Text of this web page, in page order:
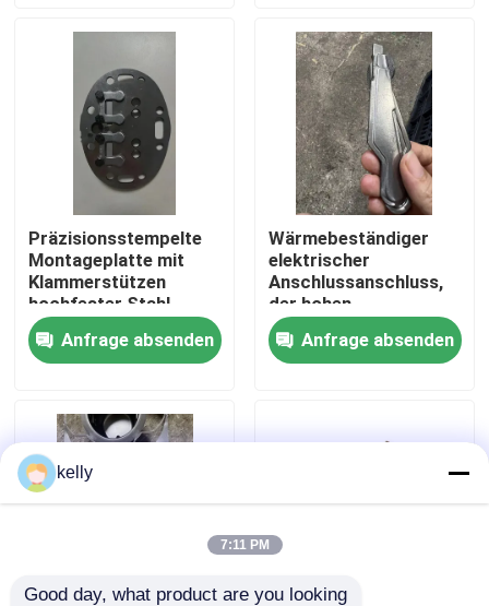
Videos
VR Show
Über uns
Fabrik-Ausflug
Treten Sie mit uns in Verbindung
Fälle
Präzisionsstempelte
Montageplatte mit
Klammerstützen
hochfester Stahl
kundenspezifisches
Metallstempeln
zuverlässige
Anfrage absenden
Wärmebeständiger
elektrischer
Anschlussanschluss,
der hohen
Temperaturen in
industriellen
elektrischen Anlagen
Anfrage absenden
kelly
7:11 PM
Good day, what product are you looking